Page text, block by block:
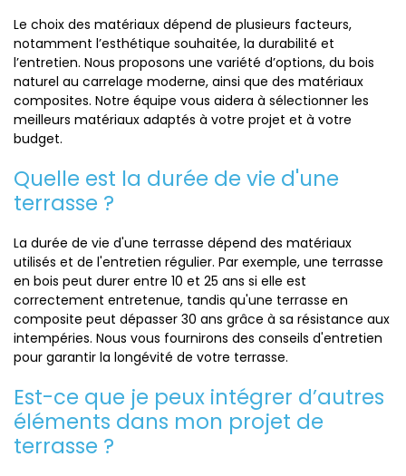
Le choix des matériaux dépend de plusieurs facteurs,
notamment l’esthétique souhaitée, la durabilité et
l’entretien. Nous proposons une variété d’options, du bois
naturel au carrelage moderne, ainsi que des matériaux
composites. Notre équipe vous aidera à sélectionner les
meilleurs matériaux adaptés à votre projet et à votre
budget.
Quelle est la durée de vie d'une
terrasse ?
La durée de vie d'une terrasse dépend des matériaux
utilisés et de l'entretien régulier. Par exemple, une terrasse
en bois peut durer entre 10 et 25 ans si elle est
correctement entretenue, tandis qu'une terrasse en
composite peut dépasser 30 ans grâce à sa résistance aux
intempéries. Nous vous fournirons des conseils d'entretien
pour garantir la longévité de votre terrasse.
Est-ce que je peux intégrer d’autres
éléments dans mon projet de
terrasse ?